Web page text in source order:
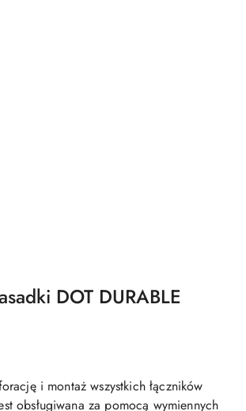
DOT DURABLE
i montaż wszystkich łączników
obsługiwana za pomocą wymiennych